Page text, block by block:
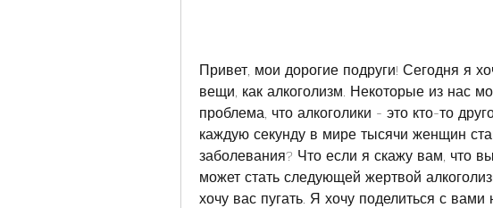
Привет, мои дорогие подруги! Сегодня я
вещи, как алкоголизм. Некоторые из нас
проблема, что алкоголики - это кто-то
каждую секунду в мире тысячи женщин
заболевания? Что если я скажу вам, что
может стать следующей жертвой
хочу вас пугать. Я хочу поделиться с